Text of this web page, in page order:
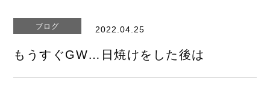
ブログ 2022.04.25
もうすぐGW…日焼けをした後は